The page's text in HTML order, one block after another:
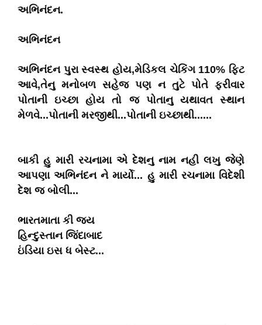
અભિનંદન.
અભિનંદન
અભિનંદન પુરા સ્વસ્થ હોય,મેડિકલ ચેકિંગ 110% ફિટ
આવે,તેનુ મનોબળ સહેજ પણ ન તુટે પોતે ફરીવાર
પોતાની ઇચ્છા હોય તો જ પોતાનુ યથાવત સ્થાન
મેળવે...પોતાની મરજીથી...પોતાની ઇચ્છાથી......
બાકી હુ મારી રચનામા એ દેશનુ નામ નહી લખુ જેણે
આપણા અભિનંદન ને માર્યો... હુ મારી રચનામા વિદેશી
દેશ જ બોલી...
ભારતમાતા કી જય
હિન્દુસ્તાન જિંદાબાદ
ઇંડિયા ઇસ ધ બેસ્ટ...